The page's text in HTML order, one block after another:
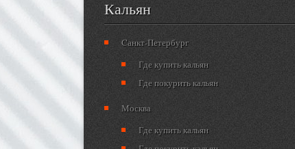
Кальян
Cанкт-Петербург
Где купить кальян
Где покурить кальян
Москва
Где купить кальян